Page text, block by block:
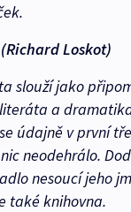
Loskot)
slouží jako
a
údajně v první
neodehrálo.
nesoucí jeho
také knihovna.